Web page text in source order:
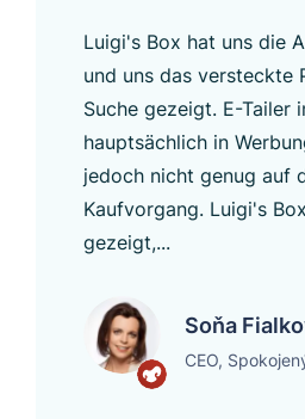
Luigi's Box hat uns die
und uns das versteckte
Suche gezeigt. E-Tailer
hauptsächlich in
jedoch nicht genug auf
Kaufvorgang. Luigi's
gezeigt,...
Soňa
CEO,